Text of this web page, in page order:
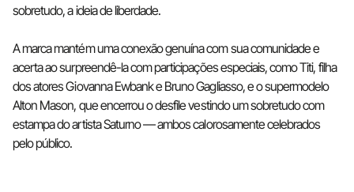
sobretudo, a ideia de liberdade.
A marca mantém uma conexão genuína com sua comunidade e
acerta ao surpreendê-la com participações especiais, como Titi, filha
dos atores Giovanna Ewbank e Bruno Gagliasso, e o supermodelo
Alton Mason, que encerrou o desfile vestindo um sobretudo com
estampa do artista Saturno — ambos calorosamente celebrados
pelo público.